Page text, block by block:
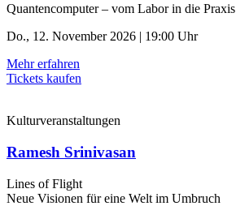
Quantencomputer – vom Labor in die Praxis
Do., 12. November 2026 | 19:00 Uhr
Mehr erfahren
Tickets kaufen
Kulturveranstaltungen
Ramesh Srinivasan
Lines of Flight
Neue Visionen für eine Welt im Umbruch